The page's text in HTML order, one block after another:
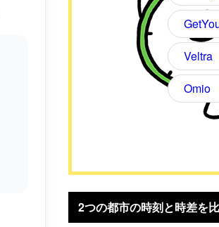
Veltra
Omio
2つの都市の時刻と時差を